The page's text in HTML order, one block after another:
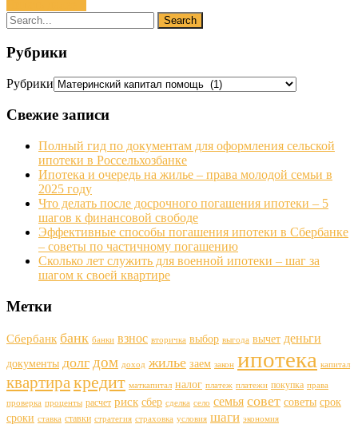
Рубрики
Рубрики
Свежие записи
Полный гид по документам для оформления сельской
ипотеки в Россельхозбанке
Ипотека и очередь на жилье – права молодой семьи в
2025 году
Что делать после досрочного погашения ипотеки – 5
шагов к финансовой свободе
Эффективные способы погашения ипотеки в Сбербанке
– советы по частичному погашению
Сколько лет служить для военной ипотеки – шаг за
шагом к своей квартире
Метки
Сбербанк банк банки взнос вторичка выбор выгода вычет деньги
документы долг дом доход жилье заем закон ипотека капитал
квартиракредит маткапитал налог платеж платежи покупка права
проверка проценты расчет риск сбер сделка село семья совет советы срок
сроки ставка ставки стратегия страховка условия шаги экономия